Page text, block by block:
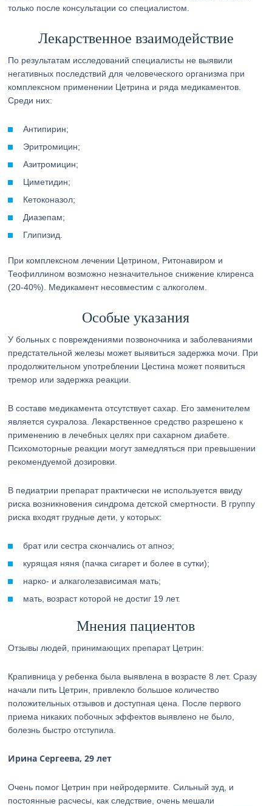
только после консультации со специалистом.
Лекарственное взаимодействие
По результатам исследований специалисты не выявили
негативных последствий для человеческого организма при
комплексном применении Цетрина и ряда медикаментов.
Среди них:
Антипирин;
Эритромицин;
Азитромицин;
Циметидин;
Кетоконазол;
Диазепам;
Глипизид.
При комплексном лечении Цетрином, Ритонавиром и
Теофиллином возможно незначительное снижение клиренса
(20-40%). Медикамент несовместим с алкоголем.
Особые указания
У больных с повреждениями позвоночника и заболеваниями
предстательной железы может выявиться задержка мочи. При
продолжительном употреблении Цестина может появиться
тремор или задержка реакции.
В составе медикамента отсутствует сахар. Его заменителем
является сукралоза. Лекарственное средство разрешено к
применению в лечебных целях при сахарном диабете.
Психомоторные реакции могут замедляться при превышении
рекомендуемой дозировки.
В педиатрии препарат практически не используется ввиду
риска возникновения синдрома детской смертности. В группу
риска входят грудные дети, у которых:
брат или сестра скончались от апноэ;
курящая няня (пачка сигарет и более в сутки);
нарко- и алкаголезависимая мать;
мать, возраст которой не достиг 19 лет.
Мнения пациентов
Отзывы людей, принимающих препарат Цетрин:
Крапивница у ребенка была выявлена в возрасте 8 лет. Сразу
начали пить Цетрин, привлекло большое количество
положительных отзывов и доступная цена. После первого
приема никаких побочных эффектов выявлено не было,
болезнь быстро отступила.
Ирина Сергеева, 29 лет
Очень помог Цетрин при нейродермите. Сильный зуд, и
постоянные расчесы, как следствие, очень мешали